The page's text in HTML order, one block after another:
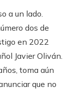
a un lado.
dos de
en 2022
Javier Oliván.
toma aún
que no